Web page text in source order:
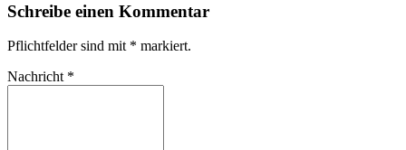
Schreibe einen Kommentar
Pflichtfelder sind mit * markiert.
Nachricht *